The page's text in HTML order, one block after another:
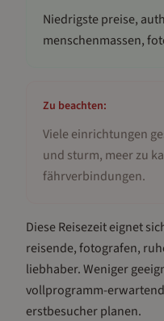
Niedrigste preise,
menschenmassen,
Zu beachten:
Viele einrichtungen
und sturm, meer zu
fährverbindungen.
Diese Reisezeit eignet
reisende, fotografen,
liebhaber.Weniger
vollprogramm-
erstbesucher planen.